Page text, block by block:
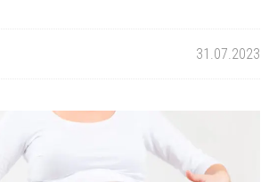
31.07.2023